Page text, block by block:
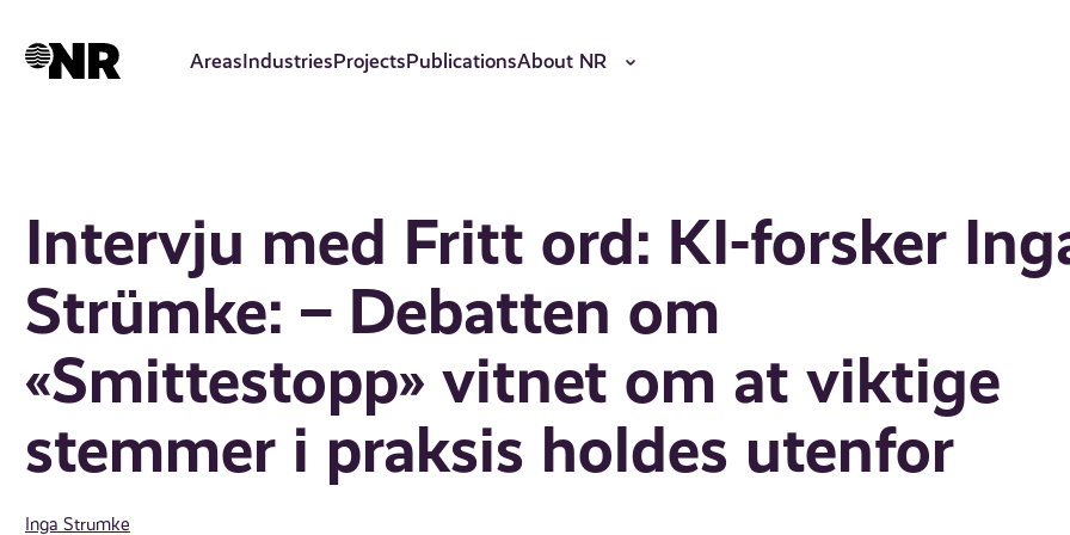
AreasIndustriesProjectsPublicationsAbout NR
Intervju med Fritt ord: KI-forsker
Strümke: – Debatten om
«Smittestopp» vitnet om at viktige
stemmer i praksis holdes utenfor
Inga Strumke